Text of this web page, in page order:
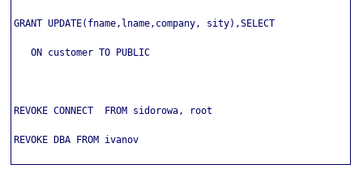
GRANT UPDATE(fname,lname,company, sity),SELECT
   ON customer TO PUBLIC
REVOKE CONNECT  FROM sidorowa, root
REVOKE DBA FROM ivanov